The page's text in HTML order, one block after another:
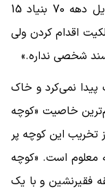
چند تا خونه و خیابونای خاکی بود. از اوایل دهه 70 بنیاد 15
اقدام کردن ولی
شخصی نداره.»
پیدا نمی‌کرد و خاک
خاصیت «کوچه
تا 24 سال بعد از تخریب این کوچه پر
معلوم است. «کوچه
فقیرنشین و با یک